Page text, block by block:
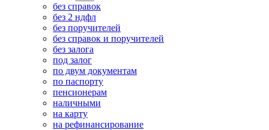
без справок
без 2 ндфл
без поручителей
без справок и поручителей
без залога
под залог
по двум документам
по паспорту
пенсионерам
наличными
на карту
на рефинансирование